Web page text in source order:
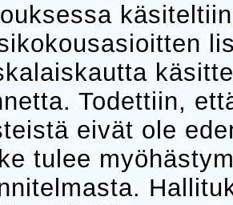
Todettiin,
eivät ole
tulee